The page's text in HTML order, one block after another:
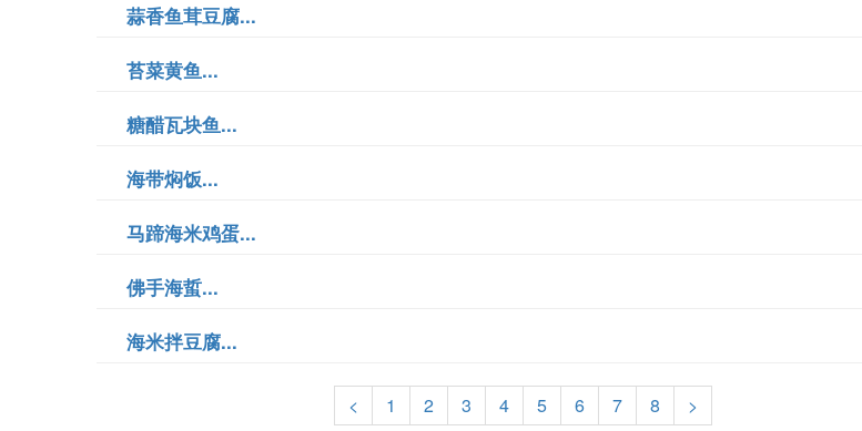
蒜香鱼茸豆腐...
苔菜黄鱼...
糖醋瓦块鱼...
海带焖饭...
马蹄海米鸡蛋...
佛手海蜇...
海米拌豆腐...
< 1 2 3 4 5 6 7 8 >